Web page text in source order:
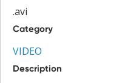
.avi
Category
VIDEO
Description